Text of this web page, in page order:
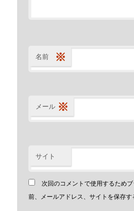
名前 ※
メール ※
サイト
次回のコメントで使用するため
前、メールアドレス、サイトを保存す